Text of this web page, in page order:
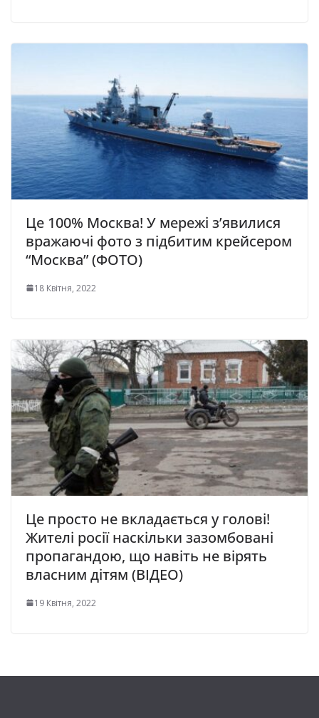
Це 100% Москва! У мережі з’явилися
вражаючі фото з підбитим крейсером
“Москва” (ФОТО)
18 Квітня, 2022
Це просто не вкладається у голові!
Жителі росії наскільки зазомбовані
пропагандою, що навіть не вірять
власним дітям (ВІДЕО)
19 Квітня, 2022